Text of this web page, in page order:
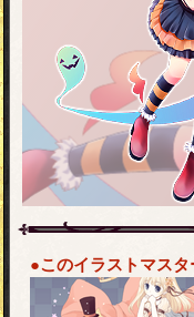
●このイラストマス